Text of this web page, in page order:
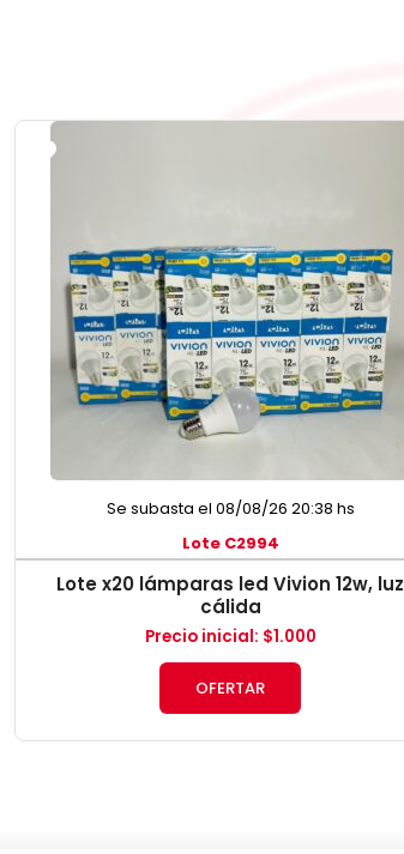
Se subasta el 08/08/26 20:38 hs
Lote C2994
Lote x20 lámparas led Vivion 12w, luz
cálida
Precio inicial: $1.000
OFERTAR